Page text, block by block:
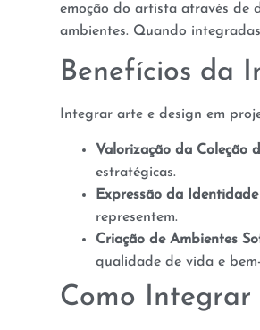
emoção do artista através de
ambientes. Quando
Benefícios da
Integrar arte e design em
Valorização da Coleção
estratégicas.
Expressão da
representem.
Criação de Ambientes
qualidade de vida e
Como Integrar